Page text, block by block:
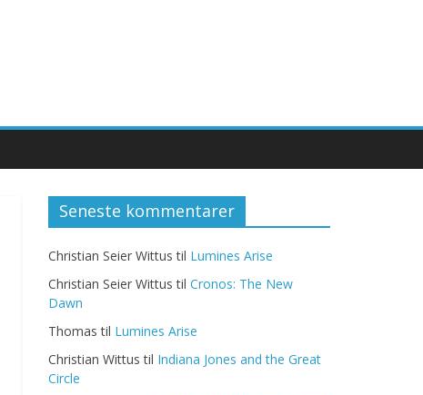
Seneste kommentarer
Christian Seier Wittus til Lumines Arise
Christian Seier Wittus til Cronos: The New
Dawn
Thomas til Lumines Arise
Christian Wittus til Indiana Jones and the Great
Circle